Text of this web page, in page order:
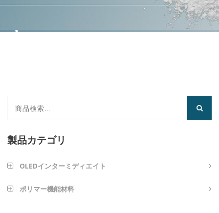
製品カテゴリ
OLEDインターミディエイト
芳香族アミンタイプ
ポリマー機能材料